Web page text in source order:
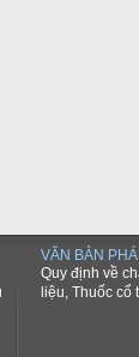
VĂN BẢN
Quy định về
liệu, Thuốc cổ